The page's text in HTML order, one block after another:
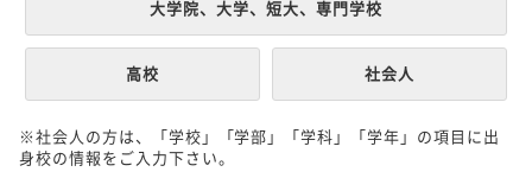
大学院、大学、短大、専門学校
高校 社会人
※社会人の方は、「学校」「学部」「学科」「学年」の項目に出
身校の情報をご入力下さい。